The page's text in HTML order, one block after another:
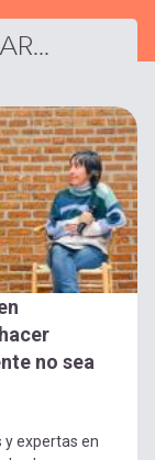
no sea
y expertas en